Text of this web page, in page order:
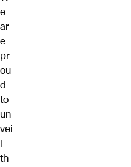
e
ar
e
pr
ou
d
to
un
vei
l
th